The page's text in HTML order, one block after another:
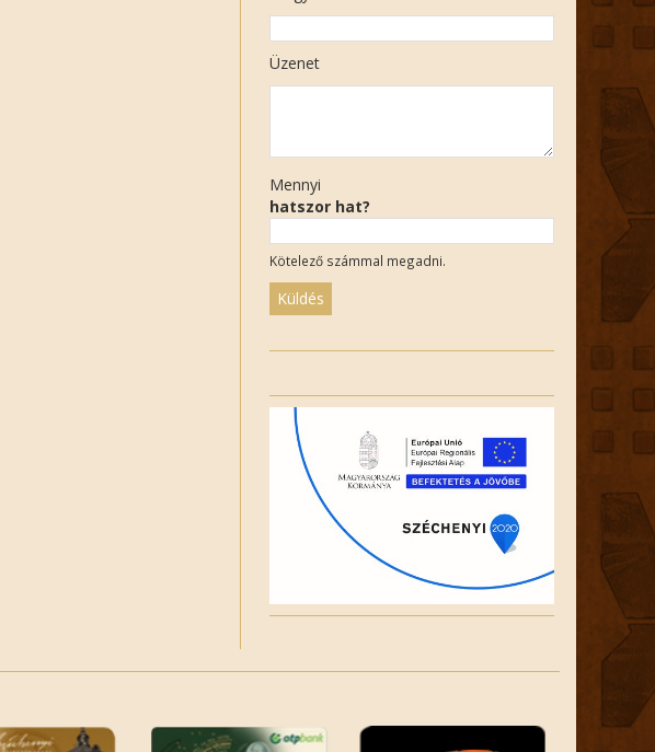
Üzenet
Mennyi
hatszor hat?
Kötelező számmal megadni.
field
empty.